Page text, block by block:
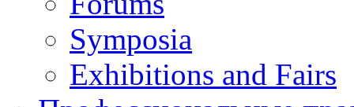
Symposia
Exhibitions and Fairs